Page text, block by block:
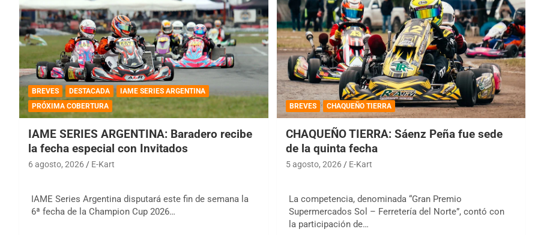
BREVES DESTACADA
IAME SERIES ARGENTINA
PRÓXIMA COBERTURA
IAME SERIES ARGENTINA: Baradero recibe
la fecha especial con Invitados
6 agosto, 2026 E-Kart
IAME Series Argentina disputará este fin de semana la
6ª fecha de la Champion Cup 2026…
BREVES CHAQUEÑO TIERRA
CHAQUEÑO TIERRA: Sáenz Peña fue sede
de la quinta fecha
5 agosto, 2026 E-Kart
La competencia, denominada “Gran Premio
Supermercados Sol – Ferretería del Norte”, contó con
la participación de…